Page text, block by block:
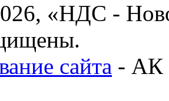
«НДС -
сайта - АК